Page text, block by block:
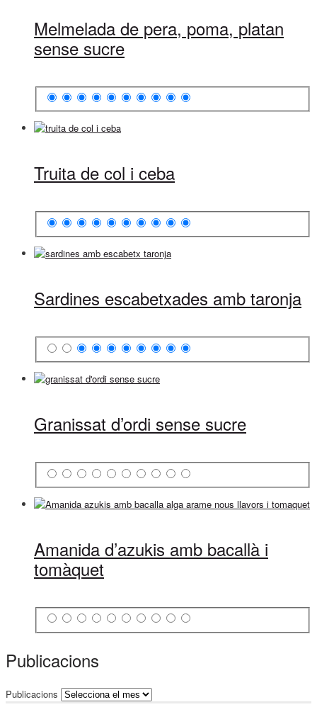
Melmelada de pera, poma, platan
sense sucre
Truita de col i ceba
Sardines escabetxades amb taronja
Granissat d’ordi sense sucre
Amanida d’azukis amb bacallà i
tomàquet
Publicacions
Publicacions